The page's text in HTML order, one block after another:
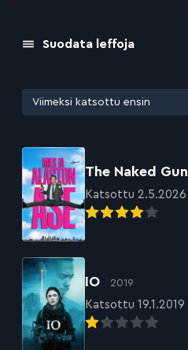
Suodata leffoja
The Naked Gun
Katsottu 2.5.2026
IO 2019
Katsottu 19.1.2019